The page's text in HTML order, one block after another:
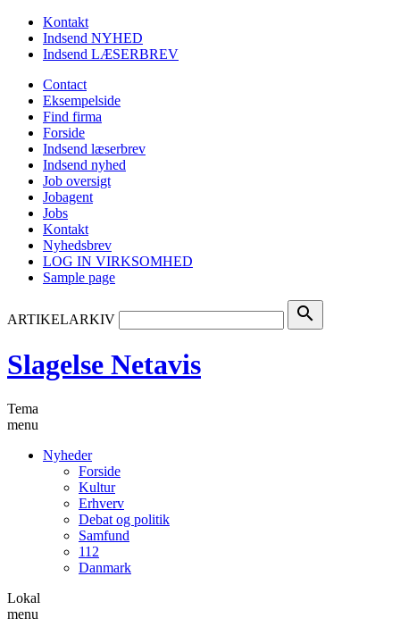
Kontakt
Indsend NYHED
Indsend LÆSERBREV
Contact
Eksempelside
Find firma
Forside
Indsend læserbrev
Indsend nyhed
Job oversigt
Jobagent
Jobs
Kontakt
Nyhedsbrev
LOG IN VIRKSOMHED
Sample page
ARTIKELARKIV search
Slagelse Netavis
Tema
menu
Nyheder
Forside
Kultur
Erhverv
Debat og politik
Samfund
112
Danmark
Lokal
menu